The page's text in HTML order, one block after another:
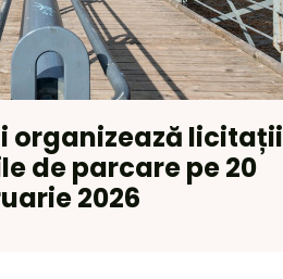
organizează licitații
de parcare pe 20
2026